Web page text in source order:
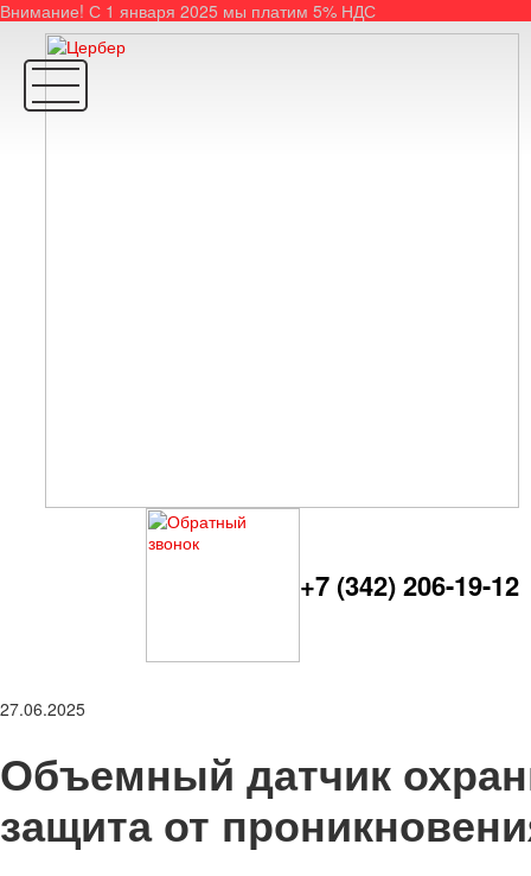
Внимание! С 1 января 2025 мы платим 5% НДС
+7 (342) 206-19-12
27.06.2025
Объемный датчик
защита от